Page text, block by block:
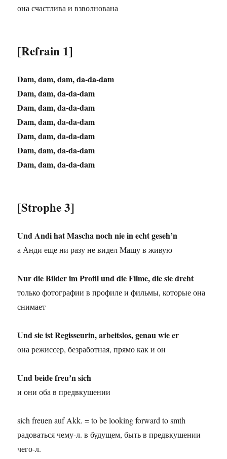
она счастлива и взволнована
[Refrain 1]
Dam, dam, dam, da-da-dam
Dam, dam, da-da-dam
Dam, dam, da-da-dam
Dam, dam, da-da-dam
Dam, dam, da-da-dam
Dam, dam, da-da-dam
Dam, dam, da-da-dam
[Strophe 3]
Und Andi hat Mascha noch nie in echt geseh’n
а Анди еще ни разу не видел Машу в живую
Nur die Bilder im Profil und die Filme, die sie dreht
только фотографии в профиле и фильмы, которые она
снимает
Und sie ist Regisseurin, arbeitslos, genau wie er
она режиссер, безработная, прямо как и он
Und beide freu’n sich
и они оба в предвкушении
sich freuen auf Akk. = to be looking forward to smth
радоваться чему-л. в будущем, быть в предвкушении
чего-л.